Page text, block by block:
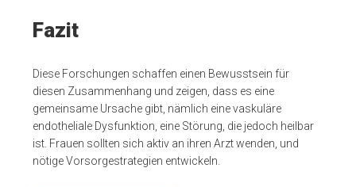
Fazit
Diese Forschungen schaffen einen Bewusstsein für
diesen Zusammenhang und zeigen, dass es eine
gemeinsame Ursache gibt, nämlich eine vaskuläre
endotheliale Dysfunktion, eine Störung, die jedoch heilbar
ist. Frauen sollten sich aktiv an ihren Arzt wenden, und
nötige Vorsorgestrategien entwickeln.